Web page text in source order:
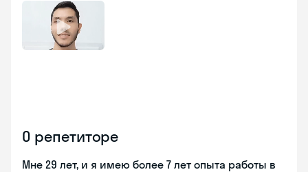
О репетиторе
Мне 29 лет, и я имею более 7 лет опыта работы в